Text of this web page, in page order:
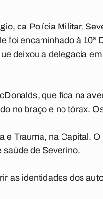
da Polícia Militar,
foi encaminhado à 10ª
deixou a delegacia
que fica na
no braço e no tórax.
e Trauma, na Capital. O
saúde de Severino.
as identidades dos